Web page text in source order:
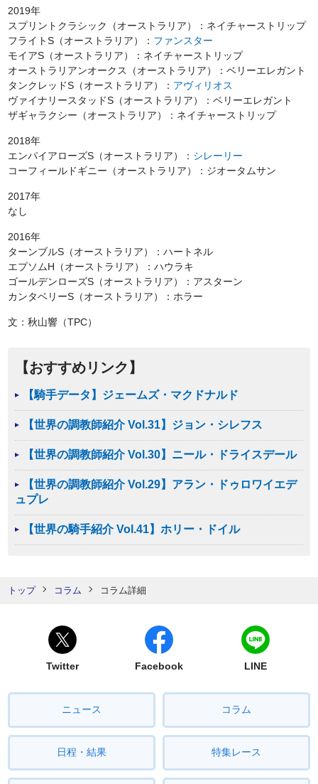
2019年
スプリントクラシック（オーストラリア）：ネイチャーストリップ
フライトS（オーストラリア）： ファンスター
モイアS（オーストラリア）：ネイチャーストリップ
オーストラリアンオークス（オーストラリア）：ベリーエレガント
タンクレッドS（オーストラリア）： アヴィリオス
ヴァイナリースタッドS（オーストラリア）：ベリーエレガント
ザギャラクシー（オーストラリア）：ネイチャーストリップ
2018年
エンパイアローズS（オーストラリア）： シレーリー
コーフィールドギニー（オーストラリア）：ジオータムサン
2017年
なし
2016年
ターンブルS（オーストラリア）：ハートネル
エプソムH（オーストラリア）：ハウラキ
ゴールデンローズS（オーストラリア）：アスターン
カンタベリーS（オーストラリア）：ホラー
文：秋山響（TPC）
【おすすめリンク】
【騎手データ】ジェームズ・マクドナルド
【世界の調教師紹介 Vol.31】ジョン・シレフス
【世界の調教師紹介 Vol.30】ニール・ドライスデール
【世界の調教師紹介 Vol.29】アラン・ドゥロワイエデ
ュプレ
【世界の騎手紹介 Vol.41】ホリー・ドイル
トップ コラム コラム詳細
Twitter Facebook LINE
ニュース コラム
日程・結果 特集レース